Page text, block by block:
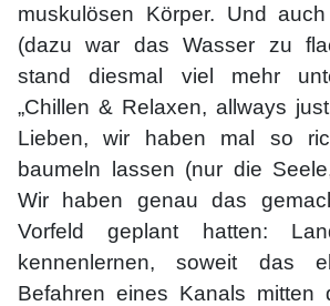
muskulösen Körper. Und
(dazu war das Wasser zu
stand diesmal viel mehr
„Chillen & Relaxen, allways
Lieben, wir haben mal so
baumeln lassen (nur die
Wir haben genau das
Vorfeld geplant hatten:
kennenlernen, soweit das
Befahren eines Kanals mitten